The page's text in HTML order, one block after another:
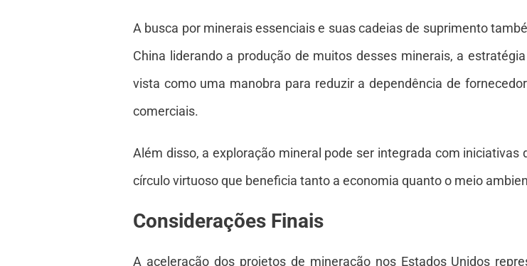
A busca por minerais essenciais e suas cadeias de suprimento
China liderando a produção de muitos desses minerais, a
vista como uma manobra para reduzir a dependência de
comerciais.
Além disso, a exploração mineral pode ser integrada com
círculo virtuoso que beneficia tanto a economia quanto o meio
Considerações Finais
A aceleração dos projetos de mineração nos Estados Unidos